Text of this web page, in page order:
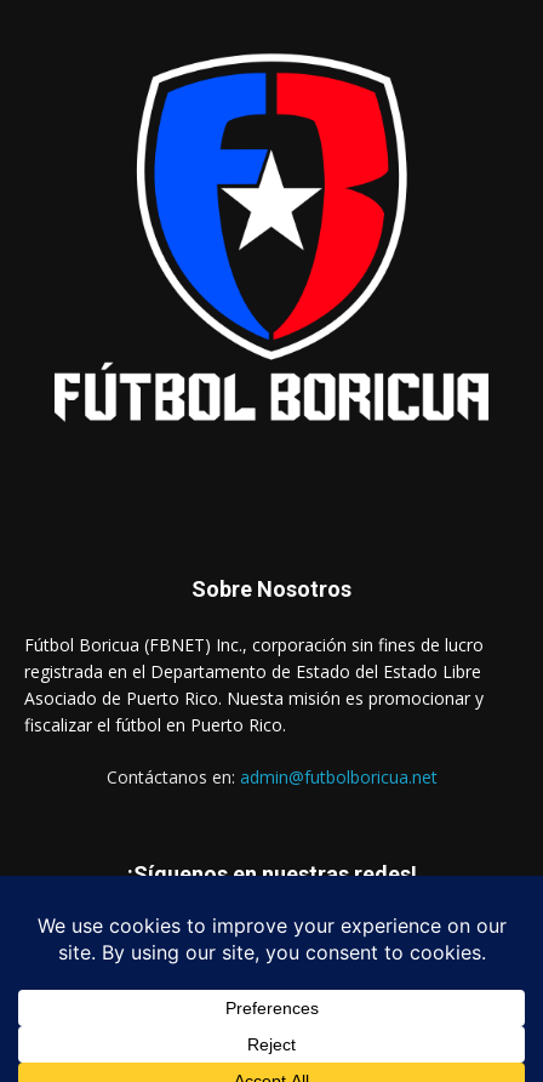
Sobre Nosotros
Fútbol Boricua (FBNET) Inc., corporación sin fines de lucro
registrada en el Departamento de Estado del Estado Libre
Asociado de Puerto Rico. Nuesta misión es promocionar y
fiscalizar el fútbol en Puerto Rico.
Contáctanos en: admin@futbolboricua.net
¡Síguenos en nuestras redes!
© Copyright 2023 - Fútbol Boricua (FBNET) Inc.